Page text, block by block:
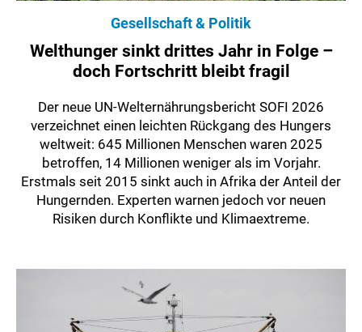
Gesellschaft & Politik
Welthunger sinkt drittes Jahr in Folge –
doch Fortschritt bleibt fragil
Der neue UN-Welternährungsbericht SOFI 2026
verzeichnet einen leichten Rückgang des Hungers
weltweit: 645 Millionen Menschen waren 2025
betroffen, 14 Millionen weniger als im Vorjahr.
Erstmals seit 2015 sinkt auch in Afrika der Anteil der
Hungernden. Experten warnen jedoch vor neuen
Risiken durch Konflikte und Klimaextreme.